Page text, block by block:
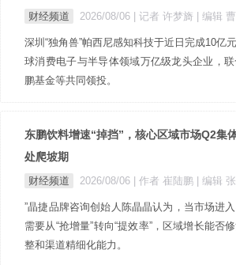
财经频道 2026/08/06 | 记者 许梦旖 | 编辑
深圳“独角兽”帕西尼感知科技于近日完成10亿
球消费电子与半导体领域万亿级龙头企业，
鹏基金等共同领投。
东鹏饮料增速“掉挡”，核心区域市场Q2集
处爬坡期
财经频道 2026/08/06 | 作者 崔陆鹏 | 编辑
”晶捷品牌咨询创始人陈晶晶认为，当市场进
需要从“抢增量”转向“提效率”，区域增长能否
整和渠道精细化能力。